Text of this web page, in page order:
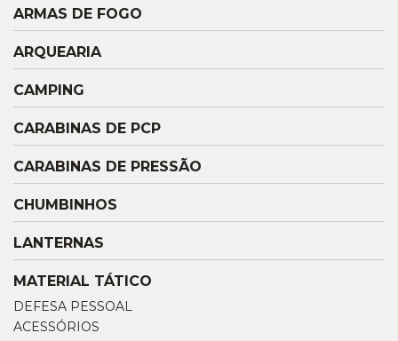
ARMAS DE FOGO
ARQUEARIA
CAMPING
CARABINAS DE PCP
CARABINAS DE PRESSÃO
CHUMBINHOS
LANTERNAS
MATERIAL TÁTICO
DEFESA PESSOAL
ACESSÓRIOS